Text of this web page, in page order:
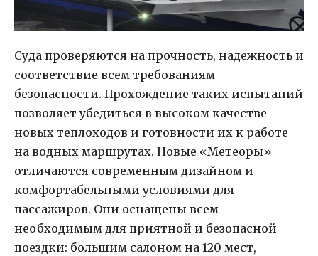
Суда проверяются на прочность, надежность и
соответствие всем требованиям
безопасности. Прохождение таких испытаний
позволяет убедиться в высоком качестве
новых теплоходов и готовности их к работе
на водных маршрутах. Новые «Метеоры»
отличаются современным дизайном и
комфортабельными условиями для
пассажиров. Они оснащены всем
необходимым для приятной и безопасной
поездки: большим салоном на 120 мест,